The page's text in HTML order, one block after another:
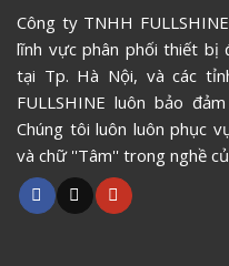
Công ty TNHH
lĩnh vực phân phối thiết bị
tại Tp. Hà Nội, và các
FULLSHINE luôn bảo
Chúng tôi luôn luôn phục
và chữ ''Tâm'' trong nghề